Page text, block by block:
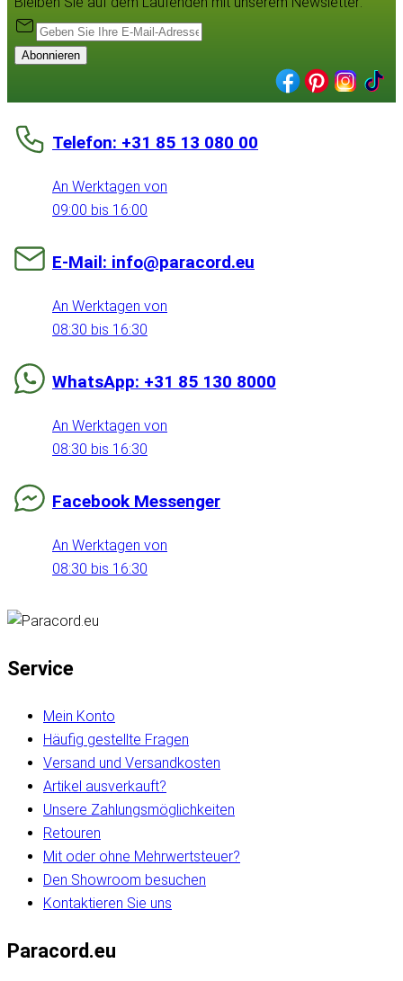
Abonnieren
Telefon: +31 85 13 080 00
An Werktagen von
09:00 bis 16:00
E-Mail: info@paracord.eu
An Werktagen von
08:30 bis 16:30
WhatsApp: +31 85 130 8000
An Werktagen von
08:30 bis 16:30
Facebook Messenger
An Werktagen von
08:30 bis 16:30
Service
Mein Konto
Häufig gestellte Fragen
Versand und Versandkosten
Artikel ausverkauft?
Unsere Zahlungsmöglichkeiten
Retouren
Mit oder ohne Mehrwertsteuer?
Den Showroom besuchen
Kontaktieren Sie uns
Paracord.eu